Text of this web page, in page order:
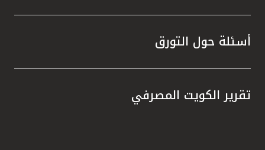
أسئلة حول التورق
تقرير الكويت المصرفي